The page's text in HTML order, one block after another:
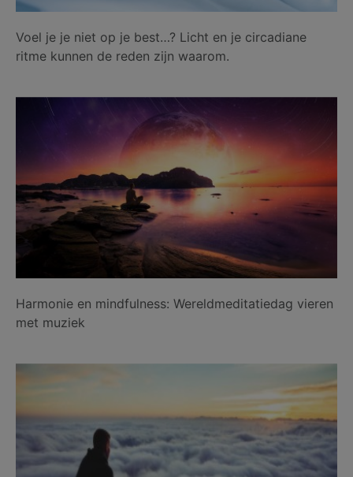
Voel je je niet op je best…? Licht en je circadiane
ritme kunnen de reden zijn waarom.
Harmonie en mindfulness: Wereldmeditatiedag vieren
met muziek